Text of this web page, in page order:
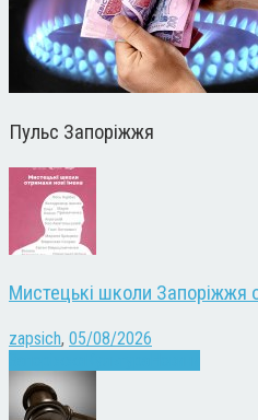
Пульс Запоріжжя
Мистецькі школи Запоріжжя
zapsich, 05/08/2026